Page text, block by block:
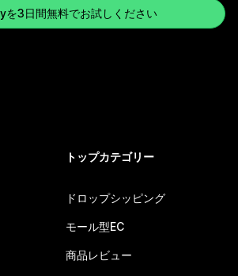
を3日間無料でお試しください
トップカテゴリー
ドロップシッピング
モール型EC
商品レビュー